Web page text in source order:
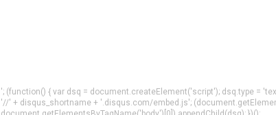
'; (function() { var dsq = document.createElement('script'); dsq.type =
'//' + disqus_shortname + '.disqus.com/embed.js';